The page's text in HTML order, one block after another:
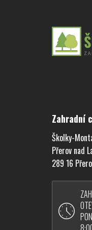
Zahradní
Školky-
Přerov nad
289 16